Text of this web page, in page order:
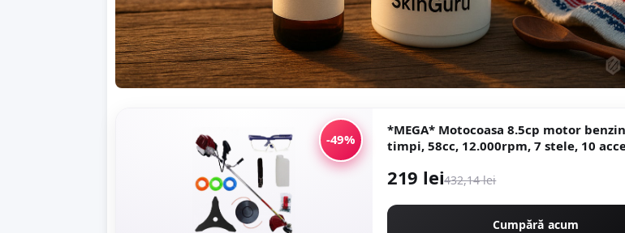
-49%
*MEGA* Motocoasa 8.5cp motor
timpi, 58cc, 12.000rpm, 7 stele, 10
CMP1546
219 lei432,14 lei
Cumpără acum